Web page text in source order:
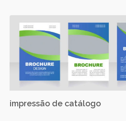
impressão de catálogo